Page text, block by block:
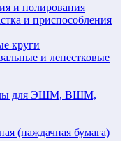
и полирования
и приспособления
круги
и лепестковые
для ЭШМ, ВШМ,
(наждачная бумага)